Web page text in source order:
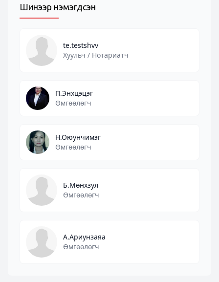
Шинээр нэмэгдсэн
te.testshvv
Хуульч / Нотариатч
П.Энхцэцэг
Өмгөөлөгч
Н.Оюунчимэг
Өмгөөлөгч
Б.Мөнхзул
Өмгөөлөгч
А.Ариунзаяа
Өмгөөлөгч